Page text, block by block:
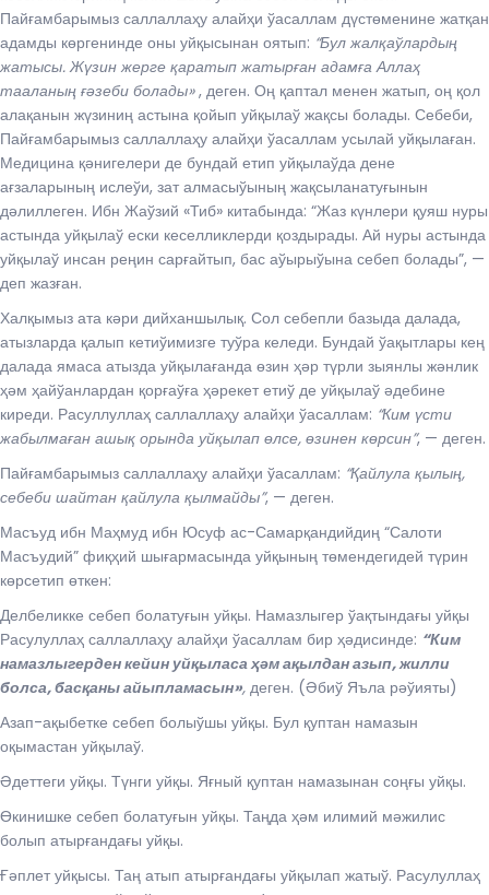
Пайғамбарымыз саллаллаҳу алайҳи ўасаллам дүстөменине жатқан
адамды көргенинде оны уйқысынан оятып: “Бул жалқаўлардың
жатысы. Жүзин жерге қаратып жатырған адамға Аллаҳ
тааланың ғәзеби болады», деген. Оң қаптал менен жатып, оң қол
алақанын жүзиниң астына қойып уйқылаў жақсы болады. Себеби,
Пайғамбарымыз саллаллаҳу алайҳи ўасаллам усылай уйқылаған.
Медицина қәнигелери де бундай етип уйқылаўда дене
ағзаларының ислеўи, зат алмасыўының жақсыланатуғынын
дәлиллеген. Ибн Жаўзий «Тиб» китабында: “Жаз күнлери қуяш нуры
астында уйқылаў ески кеселликлерди қоздырады. Ай нуры астында
уйқылаў инсан реңин сарғайтып, бас аўырыўына себеп болады”, —
деп жазған.
Халқымыз ата кәри дийханшылық. Сол себепли базыда далада,
атызларда қалып кетиўимизге туўра келеди. Бундай ўақытлары кең
далада ямаса атызда уйқылағанда өзин ҳәр түрли зыянлы жәнлик
ҳәм ҳайўанлардан қорғаўға ҳәрекет етиў де уйқылаў әдебине
киреди. Расуллуллаҳ саллаллаҳу алайҳи ўасаллам: “Ким үсти
жабылмаған ашық орында уйқылап өлсе, өзинен көрсин”, — деген.
Пайғамбарымыз саллаллаҳу алайҳи ўасаллам: “Қайлула қылың,
себеби шайтан қайлула қылмайды”, — деген.
Масъуд ибн Маҳмуд ибн Юсуф ас-Самарқандийдиң “Салоти
Масъудий” фиқҳий шығармасында уйқының төмендегидей түрин
көрсетип өткен:
Делбеликке себеп болатуғын уйқы. Намазлыгер ўақтындағы уйқы
Расулуллаҳ саллаллаҳу алайҳи ўасаллам бир ҳәдисинде: “Ким
намазлыгерден кейин уйқыласа ҳәм ақылдан азып, жилли
болса, басқаны айыпламасын», деген. (Әбиў Яъла рәўияты)
Азап-ақыбетке себеп болыўшы уйқы. Бул қуптан намазын
оқымастан уйқылаў.
Әдеттеги уйқы. Түнги уйқы. Яғный қуптан намазынан соңғы уйқы.
Өкинишке себеп болатуғын уйқы. Таңда ҳәм илимий мәжилис
болып атырғандағы уйқы.
Ғәплет уйқысы. Таң атып атырғандағы уйқылап жатыў. Расулуллаҳ